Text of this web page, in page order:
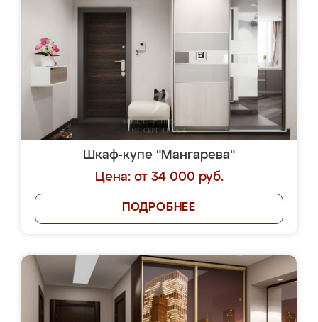
Шкаф-купе "Мангарева"
Цена: от 34 000 руб.
ПОДРОБНЕЕ